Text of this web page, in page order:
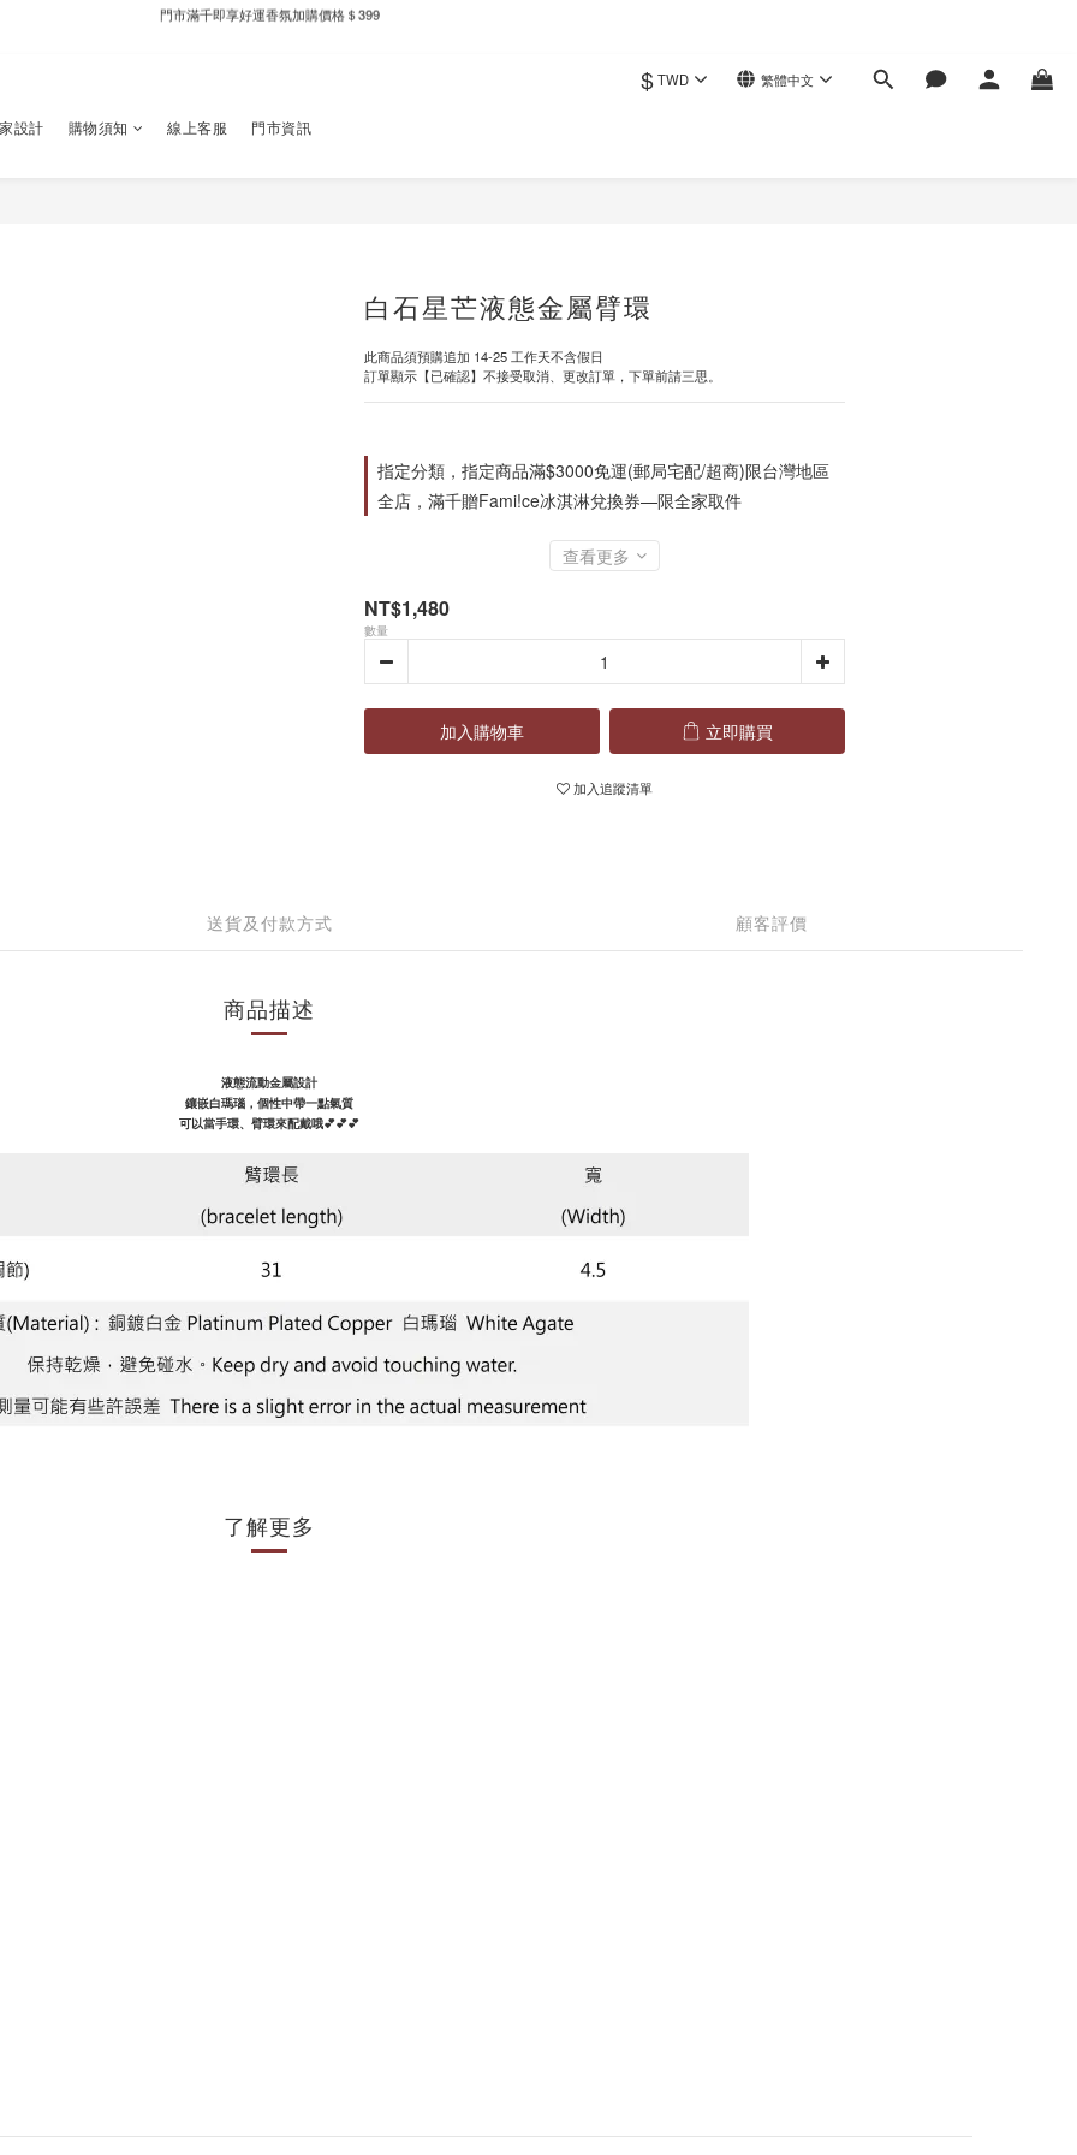
新自製款系列首批限時優惠｜單件95折，任兩件9折
$ TWD 繁體中文
設計 購物須知 線上客服 門市資訊
白石星芒液態金屬臂環
此商品須預購追加 14-25 工作天不含假日
訂單顯示【已確認】不接受取消、更改訂單，下單前請三思。
指定分類，指定商品滿$3000免運(郵局宅配/超商)限台灣地區
全店，滿千贈Fami!ce冰淇淋兌換券—限全家取件
查看更多
NT$1,480
數量
加入購物車 立即購買
加入追蹤清單
送貨及付款方式 顧客評價
商品描述
液態流動金屬設計
鑲嵌白瑪瑙，個性中帶一點氣質
可以當手環、臂環來配戴哦💕💕💕
了解更多